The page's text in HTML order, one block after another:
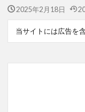
2025年2月18日
当サイトには広告を